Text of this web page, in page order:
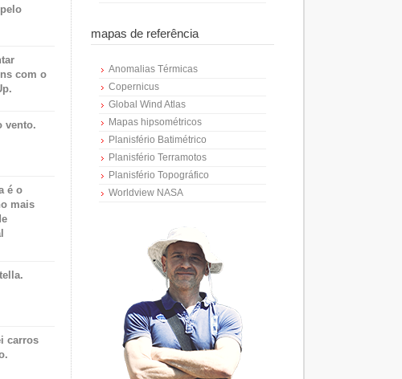
com o
vento.
é o
mais
carros
mapas de referência
Anomalias Térmicas
Copernicus
Global Wind Atlas
Mapas hipsométricos
Planisfério Batimétrico
Planisfério Terramotos
Planisfério Topográfico
Worldview NASA